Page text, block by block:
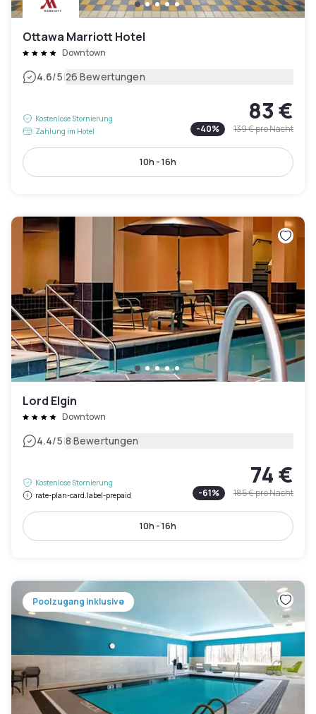
Ottawa Marriott Hotel
Downtown
4.6/5|26 Bewertungen
Kostenlose Stornierung
Zahlung im Hotel
83 €
-40% 139 €pro Nacht
10h - 16h
Lord Elgin
Downtown
4.4/5|8 Bewertungen
Kostenlose Stornierung
rate-plan-card.label-prepaid
74 €
-61% 185 €pro Nacht
10h - 16h
Poolzugang inklusive